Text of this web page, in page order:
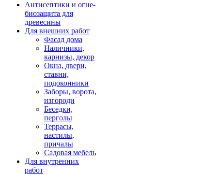
Антисептики и огне-
биозащита для
древесины
Для внешних работ
Фасад дома
Наличники,
карнизы, декор
Окна, двери,
ставни,
подоконники
Заборы, ворота,
изгороди
Беседки,
перголы
Террасы,
настилы,
причалы
Садовая мебель
Для внутренних
работ